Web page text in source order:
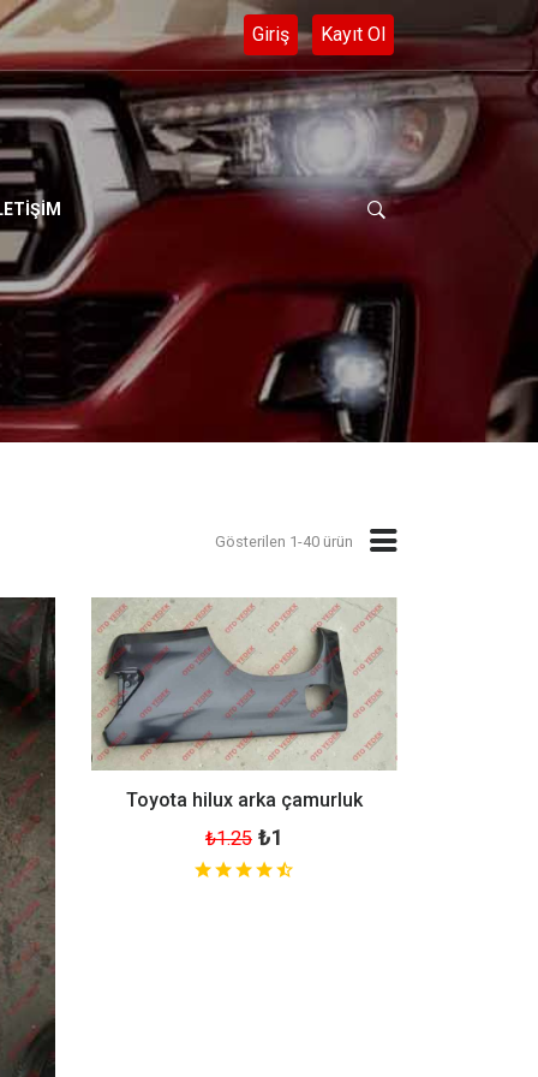
0 552 282 56 40
Gösterilen 1-40 ürün
Toyota hilux arka çamurluk
₺1.25 ₺1